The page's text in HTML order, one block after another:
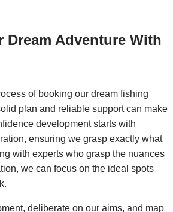
Dream Adventure With
of booking our dream fishing
plan and reliable support can make
development starts with
ensuring we grasp exactly what
with experts who grasp the nuances
we can focus on the ideal spots
deliberate on our aims, and map